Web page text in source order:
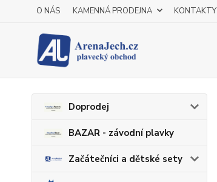
O NÁS KAMENNÁ PRODEJNA KONTAKTY
Doprodej
BAZAR - závodní plavky
Začátečníci a dětské sety